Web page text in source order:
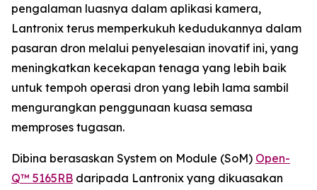
pengalaman luasnya dalam aplikasi kamera,
Lantronix terus memperkukuh kedudukannya dalam
pasaran dron melalui penyelesaian inovatif ini, yang
meningkatkan kecekapan tenaga yang lebih baik
untuk tempoh operasi dron yang lebih lama sambil
mengurangkan penggunaan kuasa semasa
memproses tugasan.
Dibina berasaskan System on Module (SoM) Open-
Q™ 5165RB daripada Lantronix yang dikuasakan